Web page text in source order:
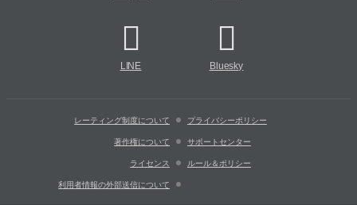
LINE Bluesky
レーティング制度について プライバシーポリシー
著作権について サポートセンター
ライセンス ルール＆ポリシー
利用者情報の外部送信について